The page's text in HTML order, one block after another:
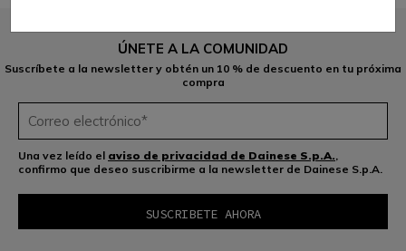
ÚNETE A LA COMUNIDAD
Suscríbete a la newsletter y obtén un 10 % de descuento en tu próxima
compra
Una vez leído el aviso de privacidad de Dainese S.p.A.,
confirmo que deseo suscribirme a la newsletter de Dainese S.p.A.